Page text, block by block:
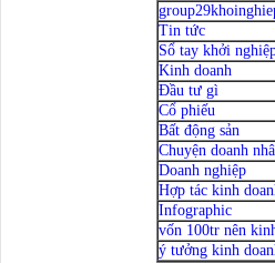
Tin tức
Sổ tay khởi
Kinh doanh
Đầu tư gì
Cổ phiếu
Bất động sản
Chuyện doanh
Doanh nghiệp
Hợp tác kinh
Infographic
vốn 100tr nên
ý tưởng kinh